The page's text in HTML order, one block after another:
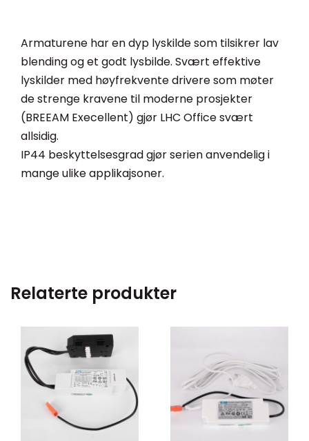
Armaturene har en dyp lyskilde som tilsikrer lav
blending og et godt lysbilde. Svært effektive
lyskilder med høyfrekvente drivere som møter
de strenge kravene til moderne prosjekter
(BREEAM Execellent) gjør LHC Office svært
allsidig.
IP44 beskyttelsesgrad gjør serien anvendelig i
mange ulike applikajsoner.
Relaterte produkter